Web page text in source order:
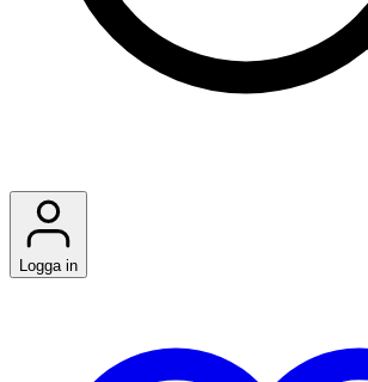
Logga in